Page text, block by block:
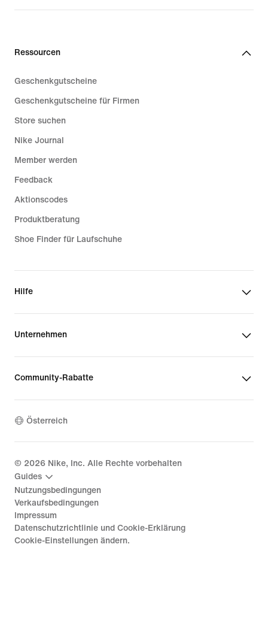
Ressourcen
Geschenkgutscheine
Geschenkgutscheine für Firmen
Store suchen
Nike Journal
Member werden
Feedback
Aktionscodes
Produktberatung
Shoe Finder für Laufschuhe
Hilfe
Unternehmen
Community-Rabatte
Österreich
© 2026 Nike, Inc. Alle Rechte vorbehalten
Guides
Nutzungsbedingungen
Verkaufsbedingungen
Impressum
Datenschutzrichtlinie und Cookie-Erklärung
Cookie-Einstellungen ändern.